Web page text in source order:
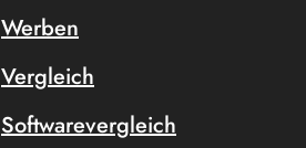
Werben
Vergleich
Softwarevergleich